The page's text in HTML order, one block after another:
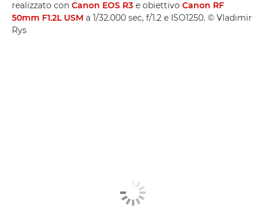
realizzato con Canon EOS R3 e obiettivo Canon RF
50mm F1.2L USM a 1/32.000 sec, f/1.2 e ISO1250. © Vladimir
Rys